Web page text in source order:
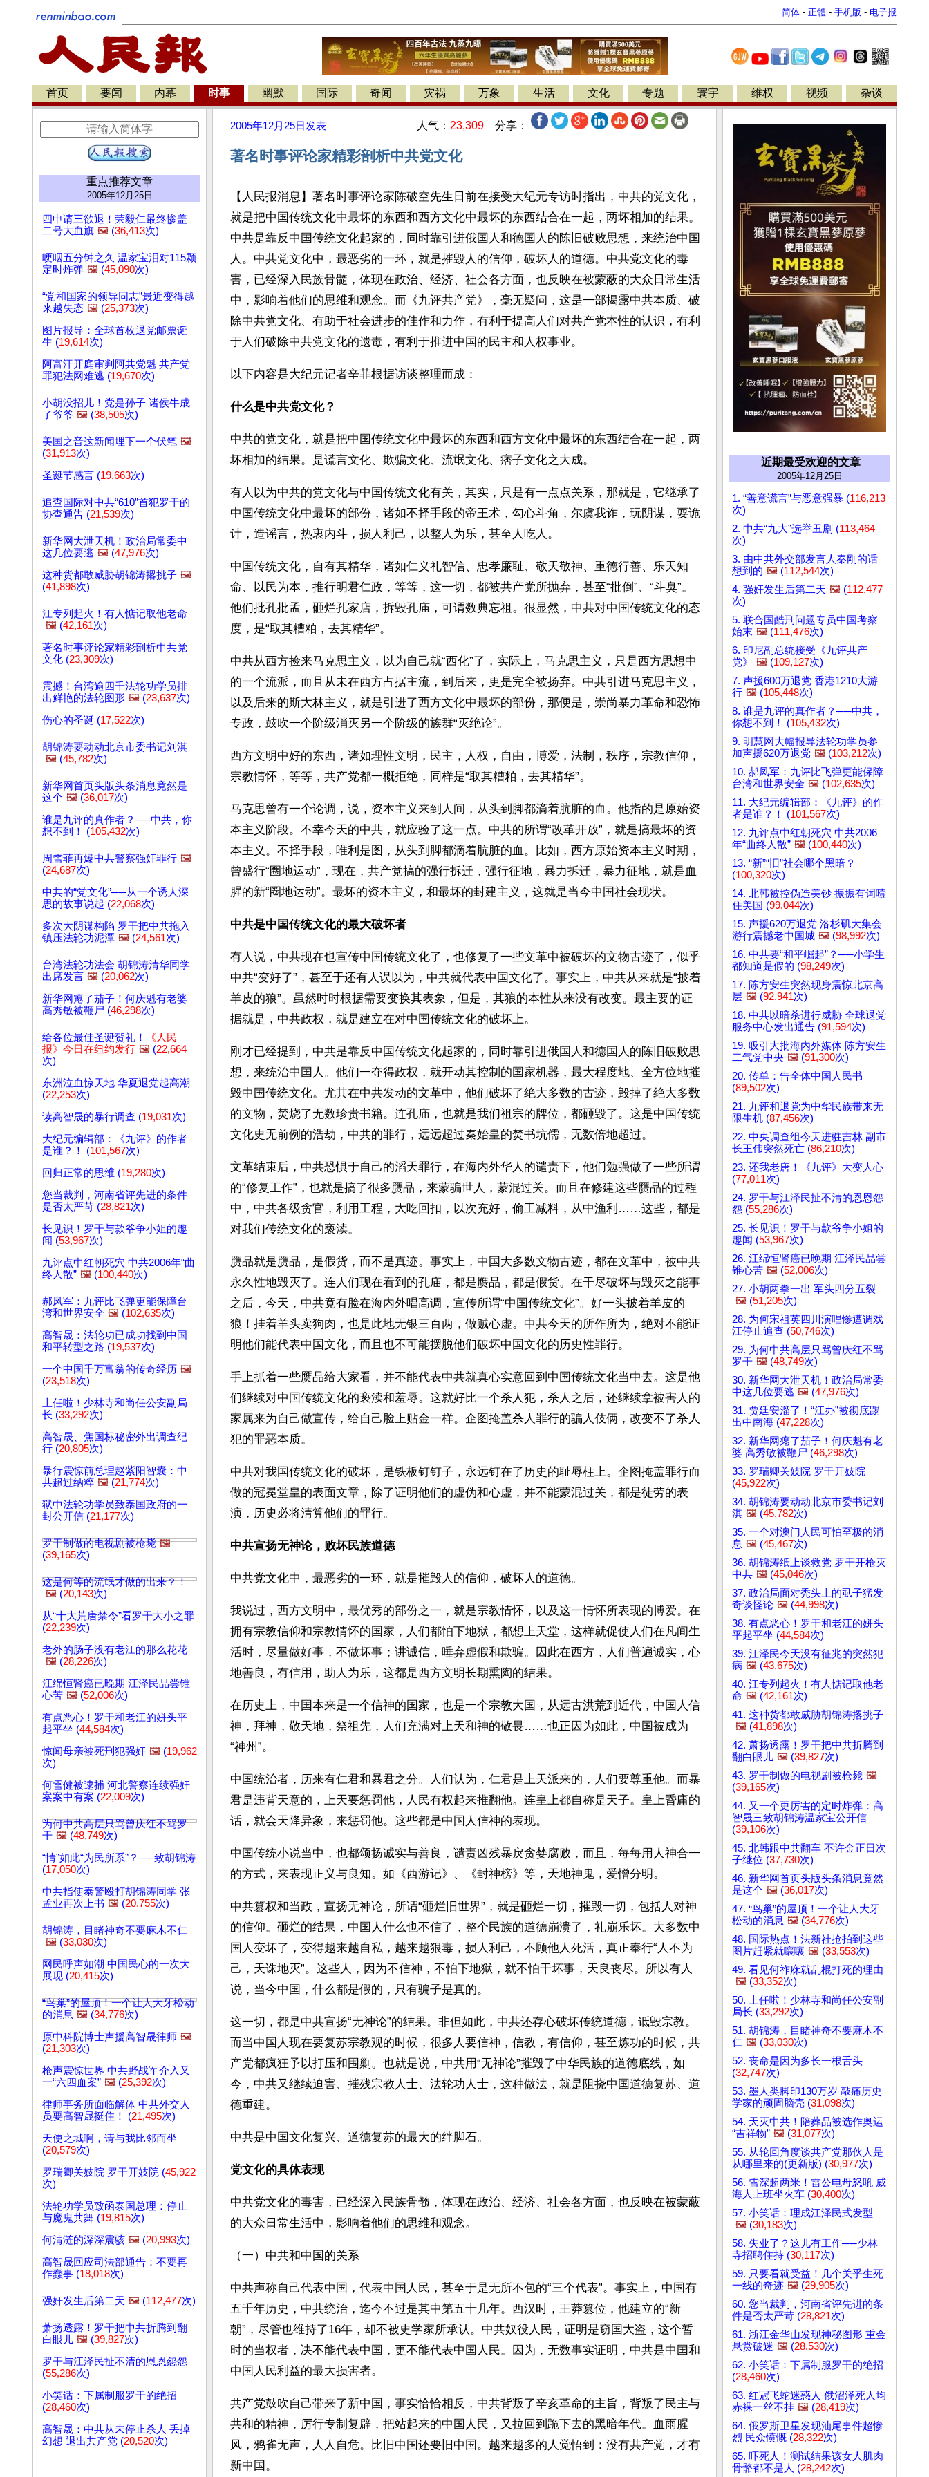
简体 - 正體 - 手机版 - 电子报
首页 要闻 内幕 时事 幽默 国际 奇闻 灾祸 万象 生活 文化 专题 寰宇 维权 视频 杂谈
重点推荐文章
2005年12月25日
四申请三欲退！荣毅仁最终惨盖
二号大血旗 🖼️ (36,413次)
哽咽五分钟之久 温家宝泪对115颗
定时炸弹 🖼️ (45,090次)
“党和国家的领导同志”最近变得越
来越失态 🖼️ (25,373次)
图片报导：全球首枚退党邮票诞
生 (19,614次)
阿富汗开庭审判阿共党魁 共产党
罪犯法网难逃 (19,670次)
小胡没招儿！党是孙子 诸侯牛成
了爷爷 🖼️ (38,505次)
美国之音这新闻埋下一个伏笔 🖼️
(31,913次)
圣诞节感言 (19,663次)
追查国际对中共“610”首犯罗干的
协查通告 (21,539次)
新华网大泄天机！政治局常委中
这几位要逃 🖼️ (47,976次)
这种货都敢威胁胡锦涛撂挑子 🖼️
(41,898次)
江专列起火！有人惦记取他老命
🖼️ (42,161次)
著名时事评论家精彩剖析中共党
文化 (23,309次)
震撼！台湾逾四千法轮功学员排
出鲜艳的法轮图形 🖼️ (23,637次)
伤心的圣诞 (17,522次)
胡锦涛要动动北京市委书记刘淇
🖼️ (45,782次)
新华网首页头版头条消息竟然是
这个 🖼️ (36,017次)
谁是九评的真作者？──中共，你
想不到！ (105,432次)
周雪菲再爆中共警察强奸罪行 🖼️
(24,687次)
中共的“党文化”──从一个诱人深
思的故事说起 (22,068次)
多次大阴谋构陷 罗干把中共拖入
镇压法轮功泥潭 🖼️ (24,561次)
台湾法轮功法会 胡锦涛清华同学
出席发言 🖼️ (20,062次)
新华网瘪了茄子！何庆魁有老婆
高秀敏被鞭尸 (46,298次)
给各位最佳圣诞贺礼！
《人民
报》今日在纽约发行 🖼️ (22,664
次)
东洲泣血惊天地 华夏退党起高潮
(22,253次)
读高智晟的暴行调查 (19,031次)
大纪元编辑部：《九评》的作者
是谁？！ (101,567次)
回归正常的思维 (19,280次)
您当裁判，河南省评先进的条件
是否太严苛 (28,821次)
长见识！罗干与款爷争小姐的趣
闻 (53,967次)
九评点中红朝死穴 中共2006年“曲
终人散” 🖼️ (100,440次)
郝凤军：九评比飞弹更能保障台
湾和世界安全 🖼️ (102,635次)
高智晟：法轮功已成功找到中国
和平转型之路 (19,537次)
一个中国千万富翁的传奇经历 🖼️
(23,518次)
上任啦！少林寺和尚任公安副局
长 (33,292次)
高智晟、焦国标秘密外出调查纪
行 (20,805次)
暴行震惊前总理赵紫阳智囊：中
共超过纳粹 🖼️ (21,774次)
狱中法轮功学员致泰国政府的一
封公开信 (21,177次)
罗干制做的电视剧被枪毙 🖼️
(39,165次)
这是何等的流氓才做的出来？！
🖼️ (20,143次)
从“十大荒唐禁令”看罗干大小之罪
(22,239次)
老外的肠子没有老江的那么花花
🖼️ (28,226次)
江绵恒肾癌已晚期 江泽民品尝锥
心苦 🖼️ (52,006次)
有点恶心！罗干和老江的姘头平
起平坐 (44,584次)
惊闻母亲被死刑犯强奸 🖼️ (19,962
次)
何雪健被逮捕 河北警察连续强奸
案案中有案 (22,009次)
为何中共高层只骂曾庆红不骂罗
干 🖼️ (48,749次)
“情”如此“为民所系”？──致胡锦涛
(17,050次)
中共指使泰警殴打胡锦涛同学 张
孟业再次上书 🖼️ (20,755次)
胡锦涛，目睹神奇不要麻木不仁
🖼️ (33,030次)
网民呼声如潮 中国民心的一次大
展现 (20,415次)
“鸟巢”的屋顶！一个让人大牙松动
的消息 🖼️ (34,776次)
原中科院博士声援高智晟律师 🖼️
(21,303次)
枪声震惊世界 中共野战军介入又
一“六四血案” 🖼️ (25,392次)
律师事务所面临解体 中共外交人
员要高智晟挺住！ (21,495次)
天使之城啊，请与我比邻而坐
(20,579次)
罗瑞卿关妓院 罗干开妓院 (45,922
次)
法轮功学员致函泰国总理：停止
与魔鬼共舞 (19,815次)
何清涟的深深震骇 🖼️ (20,993次)
高智晟回应司法部通告：不要再
作蠢事 (18,018次)
强奸发生后第二天 🖼️ (112,477次)
萧扬透露！罗干把中共折腾到翻
白眼儿 🖼️ (39,827次)
罗干与江泽民扯不清的恩恩怨怨
(55,286次)
小笑话：下属制服罗干的绝招
(28,460次)
高智晟：中共从未停止杀人 丢掉
幻想 退出共产党 (20,520次)
2005年12月25日 发表 人气： 23,309 分享：
著名时事评论家精彩剖析中共党文化
【人民报消息】著名时事评论家陈破空先生日前在接受大纪元专访时指出，中共的党文化，
就是把中国传统文化中最坏的东西和西方文化中最坏的东西结合在一起，两坏相加的结果。
中共是靠反中国传统文化起家的，同时靠引进俄国人和德国人的陈旧破败思想，来统治中国
人。中共党文化中，最恶劣的一环，就是摧毁人的信仰，破坏人的道德。中共党文化的毒
害，已经深入民族骨髓，体现在政治、经济、社会各方面，也反映在被蒙蔽的大众日常生活
中，影响着他们的思维和观念。而《九评共产党》，毫无疑问，这是一部揭露中共本质、破
除中共党文化、有助于社会进步的佳作和力作，有利于提高人们对共产党本性的认识，有利
于人们破除中共党文化的遗毒，有利于推进中国的民主和人权事业。
以下内容是大纪元记者辛菲根据访谈整理而成：
什么是中共党文化？
中共的党文化，就是把中国传统文化中最坏的东西和西方文化中最坏的东西结合在一起，两
坏相加的结果。是谎言文化、欺骗文化、流氓文化、痞子文化之大成。
有人以为中共的党文化与中国传统文化有关，其实，只是有一点点关系，那就是，它继承了
中国传统文化中最坏的部份，诸如不择手段的帝王术，勾心斗角，尔虞我诈，玩阴谋，耍诡
计，造谣言，热衷内斗，损人利己，以整人为乐，甚至人吃人。
中国传统文化，自有其精华，诸如仁义礼智信、忠孝廉耻、敬天敬神、重德行善、乐天知
命、以民为本，推行明君仁政，等等，这一切，都被共产党所抛弃，甚至“批倒”、“斗臭”。
他们批孔批孟，砸烂孔家店，拆毁孔庙，可谓数典忘祖。很显然，中共对中国传统文化的态
度，是“取其糟粕，去其精华”。
中共从西方捡来马克思主义，以为自己就“西化”了，实际上，马克思主义，只是西方思想中
的一个流派，而且从未在西方占据主流，到后来，更是完全被扬弃。中共引进马克思主义，
以及后来的斯大林主义，就是引进了西方文化中最坏的部份，那便是，崇尚暴力革命和恐怖
专政，鼓吹一个阶级消灭另一个阶级的族群“灭绝论”。
西方文明中好的东西，诸如理性文明，民主，人权，自由，博爱，法制，秩序，宗教信仰，
宗教情怀，等等，共产党都一概拒绝，同样是“取其糟粕，去其精华”。
马克思曾有一个论调，说，资本主义来到人间，从头到脚都滴着肮脏的血。他指的是原始资
本主义阶段。不幸今天的中共，就应验了这一点。中共的所谓“改革开放”，就是搞最坏的资
本主义。不择手段，唯利是图，从头到脚都滴着肮脏的血。比如，西方原始资本主义时期，
曾盛行“圈地运动”，现在，共产党搞的强行拆迁，强行征地，暴力拆迁，暴力征地，就是血
腥的新“圈地运动”。最坏的资本主义，和最坏的封建主义，这就是当今中国社会现状。
中共是中国传统文化的最大破坏者
有人说，中共现在也宣传中国传统文化了，也修复了一些文革中被破坏的文物古迹了，似乎
中共“变好了”，甚至于还有人误以为，中共就代表中国文化了。事实上，中共从来就是“披着
羊皮的狼”。虽然时时根据需要变换其表象，但是，其狼的本性从来没有改变。最主要的证
据就是，中共政权，就是建立在对中国传统文化的破坏上。
刚才已经提到，中共是靠反中国传统文化起家的，同时靠引进俄国人和德国人的陈旧破败思
想，来统治中国人。他们一夺得政权，就开动其控制的国家机器，最大程度地、全方位地摧
毁中国传统文化。尤其在中共发动的文革中，他们破坏了绝大多数的古迹，毁掉了绝大多数
的文物，焚烧了无数珍贵书籍。连孔庙，也就是我们祖宗的牌位，都砸毁了。这是中国传统
文化史无前例的浩劫，中共的罪行，远远超过秦始皇的焚书坑儒，无数倍地超过。
文革结束后，中共恐惧于自己的滔天罪行，在海内外华人的谴责下，他们勉强做了一些所谓
的“修复工作”，也就是搞了很多赝品，来蒙骗世人，蒙混过关。而且在修建这些赝品的过程
中，中共各级贪官，利用工程，大吃回扣，以次充好，偷工减料，从中渔利……这些，都是
对我们传统文化的亵渎。
赝品就是赝品，是假货，而不是真迹。事实上，中国大多数文物古迹，都在文革中，被中共
永久性地毁灭了。连人们现在看到的孔庙，都是赝品，都是假货。在干尽破坏与毁灭之能事
之后，今天，中共竟有脸在海内外唱高调，宣传所谓“中国传统文化”。好一头披着羊皮的
狼！挂着羊头卖狗肉，也是此地无银三百两，做贼心虚。中共今天的所作所为，绝对不能证
明他们能代表中国文化，而且也不可能摆脱他们破坏中国文化的历史性罪行。
手上抓着一些赝品给大家看，并不能代表中共就真心实意回到中国传统文化当中去。这是他
们继续对中国传统文化的亵渎和羞辱。这就好比一个杀人犯，杀人之后，还继续拿被害人的
家属来为自己做宣传，给自己脸上贴金一样。企图掩盖杀人罪行的骗人伎俩，改变不了杀人
犯的罪恶本质。
中共对我国传统文化的破坏，是铁板钉钉子，永远钉在了历史的耻辱柱上。企图掩盖罪行而
做的冠冕堂皇的表面文章，除了证明他们的虚伪和心虚，并不能蒙混过关，都是徒劳的表
演，历史必将清算他们的罪行。
中共宣扬无神论，败坏民族道德
中共党文化中，最恶劣的一环，就是摧毁人的信仰，破坏人的道德。
我说过，西方文明中，最优秀的部份之一，就是宗教情怀，以及这一情怀所表现的博爱。在
拥有宗教信仰和宗教情怀的国家，人们都怕下地狱，都想上天堂，这样就促使人们在凡间生
活时，尽量做好事，不做坏事；讲诚信，唾弃虚假和欺骗。因此在西方，人们普遍诚实，心
地善良，有信用，助人为乐，这都是西方文明长期熏陶的结果。
在历史上，中国本来是一个信神的国家，也是一个宗教大国，从远古洪荒到近代，中国人信
神，拜神，敬天地，祭祖先，人们充满对上天和神的敬畏……也正因为如此，中国被成为
“神州”。
中国统治者，历来有仁君和暴君之分。人们认为，仁君是上天派来的，人们要尊重他。而暴
君是违背天意的，上天要惩罚他，人民有权起来推翻他。连皇上都自称是天子。皇上昏庸的
话，就会天降异象，来惩罚他。这些都是中国人信神的表现。
中国传统小说当中，也都颂扬诚实与善良，谴责凶残暴戾贪婪腐败，而且，每每用人神合一
的方式，来表现正义与良知。如《西游记》、《封神榜》等，天地神鬼，爱憎分明。
中共篡权和当政，宣扬无神论，所谓“砸烂旧世界”，就是砸烂一切，摧毁一切，包括人对神
的信仰。砸烂的结果，中国人什么也不信了，整个民族的道德崩溃了，礼崩乐坏。大多数中
国人变坏了，变得越来越自私，越来越狠毒，损人利己，不顾他人死活，真正奉行“人不为
己，天诛地灭”。这些人，因为不信神，不怕下地狱，就不怕干坏事，天良丧尽。所以有人
说，当今中国，什么都是假的，只有骗子是真的。
这一切，都是中共宣扬“无神论”的结果。非但如此，中共还存心破坏传统道德，诋毁宗教。
而当中国人现在要复苏宗教观的时候，很多人要信神，信教，有信仰，甚至炼功的时候，共
产党都疯狂予以打压和围剿。也就是说，中共用“无神论”摧毁了中华民族的道德底线，如
今，中共又继续迫害、摧残宗教人士、法轮功人士，这种做法，就是阻挠中国道德复苏、道
德重建。
中共是中国文化复兴、道德复苏的最大的绊脚石。
党文化的具体表现
中共党文化的毒害，已经深入民族骨髓，体现在政治、经济、社会各方面，也反映在被蒙蔽
的大众日常生活中，影响着他们的思维和观念。
（一）中共和中国的关系
中共声称自己代表中国，代表中国人民，甚至于是无所不包的“三个代表”。事实上，中国有
五千年历史，中共统治，迄今不过是其中第五十几年。西汉时，王莽篡位，他建立的“新
朝”，尽管也维持了16年，却不被史学家所承认。中共奴役人民，证明是窃国大盗，这个暂
时的当权者，决不能代表中国，更不能代表中国人民。因为，无数事实证明，中共是中国和
中国人民利益的最大损害者。
共产党鼓吹自己带来了新中国，事实恰恰相反，中共背叛了辛亥革命的主旨，背叛了民主与
共和的精神，厉行专制复辟，把站起来的中国人民，又拉回到跪下去的黑暗年代。血雨腥
风，鸦雀无声，人人自危。比旧中国还要旧中国。越来越多的人觉悟到：没有共产党，才有
新中国。
近期最受欢迎的文章
2005年12月25日
1. “善意谎言”与恶意强暴 (116,213
次)
2. 中共“九大”选举丑剧 (113,464
次)
3. 由中共外交部发言人秦刚的话
想到的 🖼️ (112,544次)
4. 强奸发生后第二天 🖼️ (112,477
次)
5. 联合国酷刑问题专员中国考察
始末 🖼️ (111,476次)
6. 印尼副总统接受《九评共产
党》
🖼️ (109,127次)
7. 声援600万退党 香港1210大游
行 🖼️ (105,448次)
8. 谁是九评的真作者？──中共，
你想不到！ (105,432次)
9. 明慧网大幅报导法轮功学员参
加声援620万退党 🖼️ (103,212次)
10. 郝凤军：九评比飞弹更能保障
台湾和世界安全 🖼️ (102,635次)
11. 大纪元编辑部：《九评》的作
者是谁？！ (101,567次)
12. 九评点中红朝死穴 中共2006
年“曲终人散” 🖼️ (100,440次)
13. “新”“旧”社会哪个黑暗？
(100,320次)
14. 北韩被控伪造美钞 振振有词噎
住美国 (99,044次)
15. 声援620万退党 洛杉矶大集会
游行震撼老中国城 🖼️ (98,992次)
16. 中共要“和平崛起”？──小学生
都知道是假的 (98,249次)
17. 陈方安生突然现身震惊北京高
层 🖼️ (92,941次)
18. 中共以暗杀进行威胁 全球退党
服务中心发出通告 (91,594次)
19. 吸引大批海内外媒体 陈方安生
二气党中央 🖼️ (91,300次)
20. 传单：告全体中国人民书
(89,502次)
21. 九评和退党为中华民族带来无
限生机 (87,456次)
22. 中央调查组今天进驻吉林 副市
长王伟突然死亡 (86,210次)
23. 还我老唐！《九评》大变人心
(77,011次)
24. 罗干与江泽民扯不清的恩恩怨
怨 (55,286次)
25. 长见识！罗干与款爷争小姐的
趣闻 (53,967次)
26. 江绵恒肾癌已晚期 江泽民品尝
锥心苦 🖼️ (52,006次)
27. 小胡两拳一出 军头四分五裂
🖼️ (51,205次)
28. 为何宋祖英四川演唱惨遭调戏
江停止追查 (50,746次)
29. 为何中共高层只骂曾庆红不骂
罗干 🖼️ (48,749次)
30. 新华网大泄天机！政治局常委
中这几位要逃 🖼️ (47,976次)
31. 贾廷安溜了！“江办”被彻底踢
出中南海 (47,228次)
32. 新华网瘪了茄子！何庆魁有老
婆 高秀敏被鞭尸 (46,298次)
33. 罗瑞卿关妓院 罗干开妓院
(45,922次)
34. 胡锦涛要动动北京市委书记刘
淇 🖼️ (45,782次)
35. 一个对澳门人民可怕至极的消
息 🖼️ (45,467次)
36. 胡锦涛纸上谈救党 罗干开枪灭
中共 🖼️ (45,046次)
37. 政治局面对秃头上的虱子猛发
奇谈怪论 🖼️ (44,998次)
38. 有点恶心！罗干和老江的姘头
平起平坐 (44,584次)
39. 江泽民今天没有征兆的突然犯
病 🖼️ (43,675次)
40. 江专列起火！有人惦记取他老
命 🖼️ (42,161次)
41. 这种货都敢威胁胡锦涛撂挑子
🖼️ (41,898次)
42. 萧扬透露！罗干把中共折腾到
翻白眼儿 🖼️ (39,827次)
43. 罗干制做的电视剧被枪毙 🖼️
(39,165次)
44. 又一个更厉害的定时炸弹：高
智晟三致胡锦涛温家宝公开信
(39,106次)
45. 北韩跟中共翻车 不许金正日次
子继位 (37,730次)
46. 新华网首页头版头条消息竟然
是这个 🖼️ (36,017次)
47. “鸟巢”的屋顶！一个让人大牙
松动的消息 🖼️ (34,776次)
48. 国际热点！法新社抢拍到这些
图片赶紧就嚷嚷 🖼️ (33,553次)
49. 看见何祚庥就乱棍打死的理由
🖼️ (33,352次)
50. 上任啦！少林寺和尚任公安副
局长 (33,292次)
51. 胡锦涛，目睹神奇不要麻木不
仁 🖼️ (33,030次)
52. 丧命是因为多长一根舌头
(32,747次)
53. 墨人类脚印130万岁 敲痛历史
学家的顽固脑壳 (31,098次)
54. 天灭中共！陪葬品被选作奥运
“吉祥物” 🖼️ (31,077次)
55. 从轮回角度谈共产党那伙人是
从哪里来的(更新版) (30,977次)
56. 雪深超两米！雷公电母怒吼 威
海人上班坐火车 (30,400次)
57. 小笑话：理成江泽民式发型
🖼️ (30,183次)
58. 失业了？这儿有工作──少林
寺招聘住持 (30,117次)
59. 只要看就受益！几个关乎生死
一线的奇迹 🖼️ (29,905次)
60. 您当裁判，河南省评先进的条
件是否太严苛 (28,821次)
61. 浙江金华山发现神秘图形 重金
悬赏破迷 🖼️ (28,530次)
62. 小笑话：下属制服罗干的绝招
(28,460次)
63. 红冠飞蛇迷惑人 俄沼泽死人均
赤裸一丝不挂 🖼️ (28,419次)
64. 俄罗斯卫星发现汕尾事件超惨
烈 民众愤慨 (28,322次)
65. 吓死人！测试结果该女人肌肉
骨骼都不是人 (28,242次)